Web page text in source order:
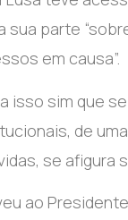
sua parte
em causa”.
isso sim que
de
se afigura
ao